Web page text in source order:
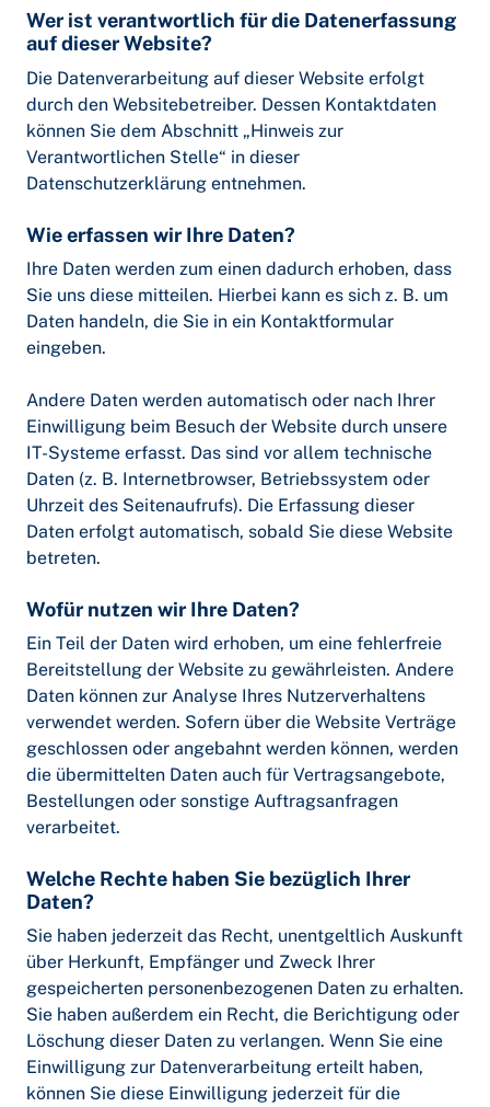
Wer ist verantwortlich für die Datenerfassung
auf dieser Website?
Die Datenverarbeitung auf dieser Website erfolgt
durch den Websitebetreiber. Dessen Kontaktdaten
können Sie dem Abschnitt „Hinweis zur
Verantwortlichen Stelle“ in dieser
Datenschutzerklärung entnehmen.
Wie erfassen wir Ihre Daten?
Ihre Daten werden zum einen dadurch erhoben, dass
Sie uns diese mitteilen. Hierbei kann es sich z. B. um
Daten handeln, die Sie in ein Kontaktformular
eingeben.
Andere Daten werden automatisch oder nach Ihrer
Einwilligung beim Besuch der Website durch unsere
IT-Systeme erfasst. Das sind vor allem technische
Daten (z. B. Internetbrowser, Betriebssystem oder
Uhrzeit des Seitenaufrufs). Die Erfassung dieser
Daten erfolgt automatisch, sobald Sie diese Website
betreten.
Wofür nutzen wir Ihre Daten?
Ein Teil der Daten wird erhoben, um eine fehlerfreie
Bereitstellung der Website zu gewährleisten. Andere
Daten können zur Analyse Ihres Nutzerverhaltens
verwendet werden. Sofern über die Website Verträge
geschlossen oder angebahnt werden können, werden
die übermittelten Daten auch für Vertragsangebote,
Bestellungen oder sonstige Auftragsanfragen
verarbeitet.
Welche Rechte haben Sie bezüglich Ihrer
Daten?
Sie haben jederzeit das Recht, unentgeltlich Auskunft
über Herkunft, Empfänger und Zweck Ihrer
gespeicherten personenbezogenen Daten zu erhalten.
Sie haben außerdem ein Recht, die Berichtigung oder
Löschung dieser Daten zu verlangen. Wenn Sie eine
Einwilligung zur Datenverarbeitung erteilt haben,
können Sie diese Einwilligung jederzeit für die